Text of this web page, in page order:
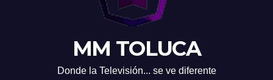
MM TOLUCA
Donde la Televisión... se ve diferente